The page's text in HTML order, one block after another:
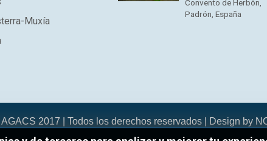
Muxía
Convento de Herbón,
Padrón, España
2017 | Todos los derechos reservados | Design by